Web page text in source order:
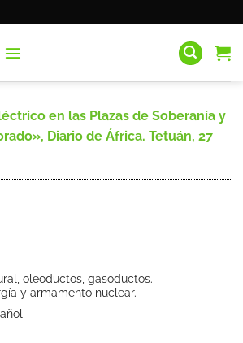
en las Plazas de Soberanía y
Diario de África. Tetuán, 27
oleoductos, gasoductos.
y armamento nuclear.